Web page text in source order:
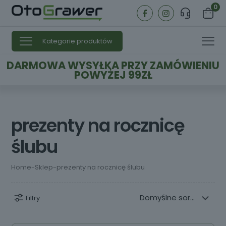
0
Kategorie produktów
DARMOWA WYSYŁKA PRZY ZAMÓWIENIU
POWYŻEJ 99ZŁ
prezenty na rocznicę
ślubu
Home-Sklep-prezenty na rocznicę ślubu
Filtry